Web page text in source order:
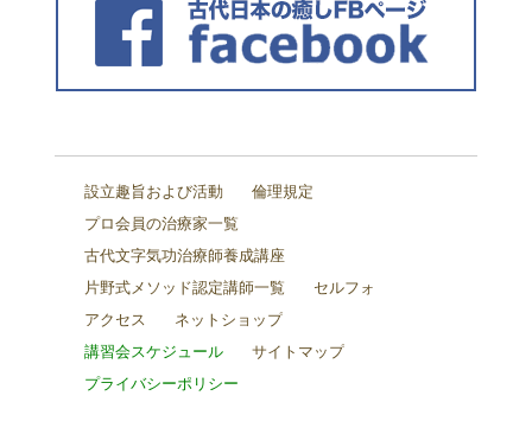
設立趣旨および活動
倫理規定
プロ会員の治療家一覧
古代文字気功治療師養成講座
片野式メソッド認定講師一覧
セルフォ
アクセス
ネットショップ
講習会スケジュール
サイトマップ
プライバシーポリシー